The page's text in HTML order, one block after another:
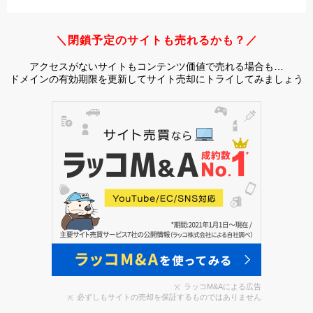
＼閉鎖予定のサイトも売れるかも？／
アクセスがないサイトもコンテンツ価値で売れる場合も…
ドメインの有効期限を更新してサイト売却にトライしてみましょう
ラッコM&Aによる広告
必ずしもサイトの売却を保証するものではありません